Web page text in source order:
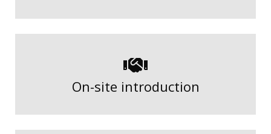
On-site introduction